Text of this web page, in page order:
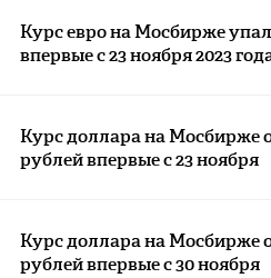
Курс евро на Мосбирже
впервые с 23 ноября 2023
Курс доллара на Мосбирже
рублей впервые с 23 ноября
Курс доллара на Мосбирже
рублей впервые с 30 ноября